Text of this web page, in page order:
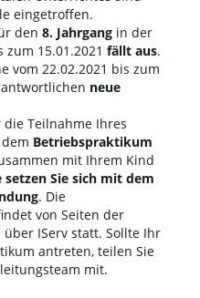
eingetroffen.
den 8. Jahrgangin der
zum 15.01.2021 fällt aus.
vom 22.02.2021 bis zum
neue
Teilnahme Ihres
Betriebspraktikum
mit Ihrem Kind
setzen Sie sich mit dem
. Die
von Seiten der
IServ statt. Sollte Ihr
antreten, teilen Sie
mit.